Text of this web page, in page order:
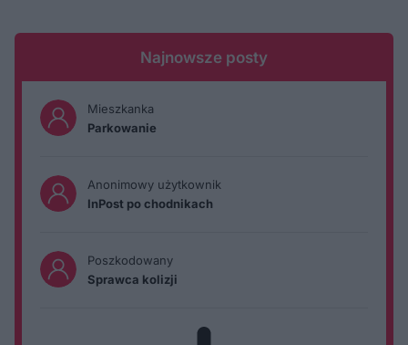
Najnowsze posty
Mieszkanka
Parkowanie
Anonimowy użytkownik
InPost po chodnikach
Poszkodowany
Sprawca kolizji